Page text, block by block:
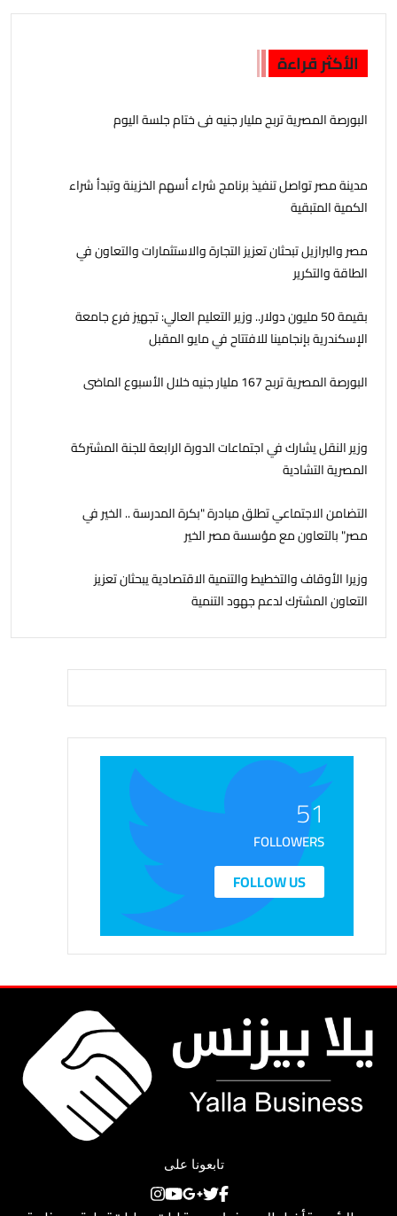
الأكثر قراءة
البورصة المصرية تربح مليار جنيه فى ختام جلسة اليوم
مدينة مصر تواصل تنفيذ برنامج شراء أسهم الخزينة وتبدأ شراء
الكمية المتبقية
مصر والبرازيل تبحثان تعزيز التجارة والاستثمارات والتعاون في
الطاقة والتكرير
بقيمة 50 مليون دولار.. وزير التعليم العالي: تجهيز فرع جامعة
الإسكندرية بإنجامينا للافتتاح في مايو المقبل
البورصة المصرية تربح 167 مليار جنيه خلال الأسبوع الماضى
وزير النقل يشارك في اجتماعات الدورة الرابعة للجنة المشتركة
المصرية التشادية
التضامن الاجتماعي تطلق مبادرة "بكرة المدرسة .. الخير في
مصر" بالتعاون مع مؤسسة مصر الخير
وزيرا الأوقاف والتخطيط والتنمية الاقتصادية يبحثان تعزيز
التعاون المشترك لدعم جهود التنمية
51
FOLLOWERS
FOLLOW US
تابعونا على